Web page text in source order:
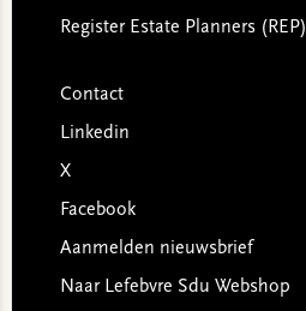
Register Estate Planners (REP)
Contact
Linkedin
X
Facebook
Aanmelden nieuwsbrief
Naar Lefebvre Sdu Webshop